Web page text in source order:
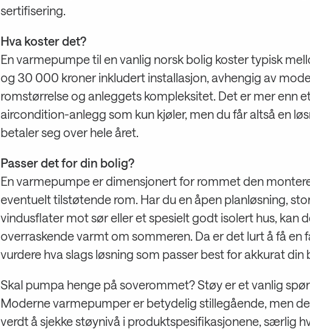
sertifisering.
Hva koster det?
En varmepumpe til en vanlig norsk bolig koster typisk
og 30 000 kroner inkludert installasjon, avhengig av
romstørrelse og anleggets kompleksitet. Det er mer enn
aircondition-anlegg som kun kjøler, men du får altså en
betaler seg over hele året.
Passer det for din bolig?
En varmepumpe er dimensjonert for rommet den
eventuelt tilstøtende rom. Har du en åpen planløsning,
vindusflater mot sør eller et spesielt godt isolert hus, kan
overraskende varmt om sommeren. Da er det lurt å få en
vurdere hva slags løsning som passer best for akkurat din
Skal pumpa henge på soverommet? Støy er et vanlig
Moderne varmepumper er betydelig stillegående, men
verdt å sjekke støynivå i produktspesifikasjonene, særlig